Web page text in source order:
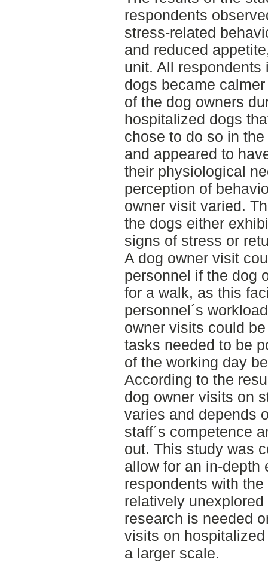
respondents
stress-related
and reduced
unit. All
dogs became
of the dog owners
hospitalized dogs
chose to do so in
and appeared to
their physiological
perception of
owner visit varied.
the dogs either
signs of stress or
A dog owner visit
personnel if the dog
for a walk, as this
personnel´s
owner visits could
tasks needed to be
of the working day
According to the
dog owner visits on
varies and depends
staff´s competence
out. This study was
allow for an in-depth
respondents with
relatively
research is needed
visits on
a larger scale.